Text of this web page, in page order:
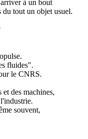
à un bout
du tout un objet usuel.
fluides".
le CNRS.
et des machines,
souvent,